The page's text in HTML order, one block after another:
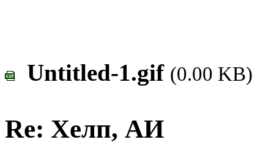
Untitled-1.gif (0.00 KB)
Re: Хелп, АИ